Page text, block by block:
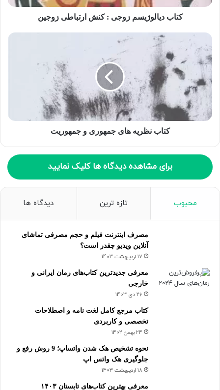
ا
ک
ی
د
کتاب دیالوژیسم زوجی : کنش ارتباطی زوجین
کتاب نظریه های جمهوری و جمهوریت
برای مشاهده دیدگاه ها کلیک نمایید
محبوب تازه ترین دیدگاه ها
مصرف اینترنت فیلم و حجم مصرفی تماشای
آنلاین ویدیو چقدر است؟
17 اردیبهشت 1403
معرفی جدیدترین کتاب‌های رمان ایرانی و
خارجی
26 دی 1403
کتاب مرجع کامل لغت نامه و اصطلاحات
تخصصی و کاربردی
24 بهمن 1402
نحوه تشخیص هک شدن واتساپ؛ 9 روش رفع و
جلوگیری هک واتس اپ
18 اردیبهشت 1403
معرفی بهترین کتاب‌های تابستان ۱۴۰۳